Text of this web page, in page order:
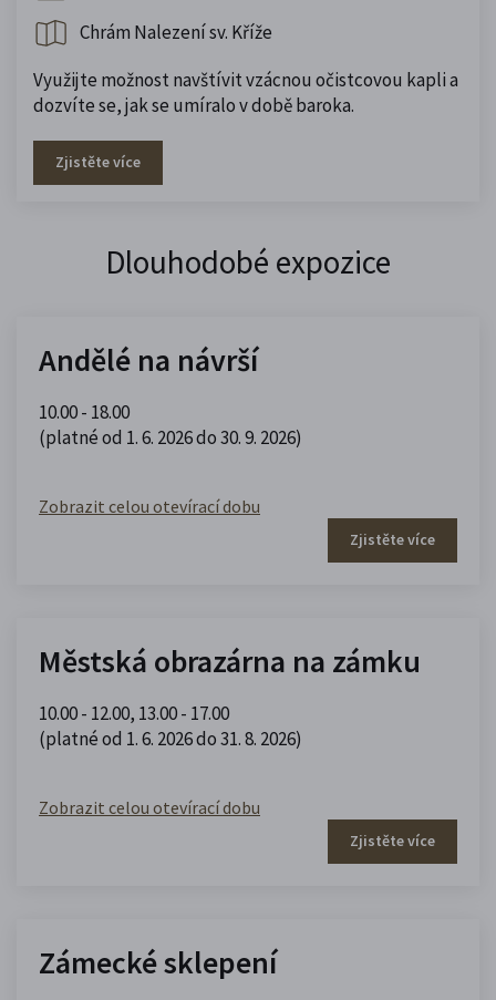
Chrám Nalezení sv. Kříže
Využijte možnost navštívit vzácnou očistcovou kapli a
dozvíte se, jak se umíralo v době baroka.
Zjistěte více
Dlouhodobé expozice
Andělé na návrší
10.00 - 18.00
(platné od 1. 6. 2026 do 30. 9. 2026)
Zobrazit celou otevírací dobu
Zjistěte více
Městská obrazárna na zámku
10.00 - 12.00, 13.00 - 17.00
(platné od 1. 6. 2026 do 31. 8. 2026)
Zobrazit celou otevírací dobu
Zjistěte více
Zámecké sklepení